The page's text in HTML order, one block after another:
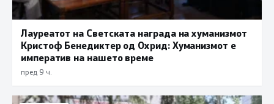
Лауреатот на Светската награда на хуманизмот
Кристоф Бенедиктер од Охрид: Хуманизмот е
императив на нашето време
пред 9 ч.